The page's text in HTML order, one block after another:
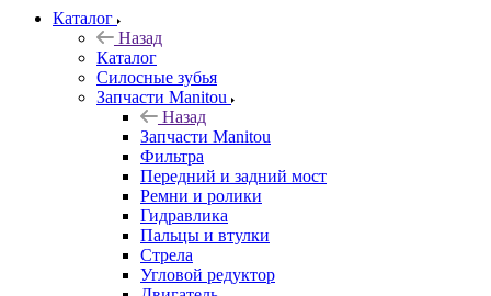
Каталог
Назад
Каталог
Cилосные зубья
Запчасти Manitou
Назад
Запчасти Manitou
Фильтра
Передний и задний мост
Ремни и ролики
Гидравлика
Пальцы и втулки
Стрела
Угловой редуктор